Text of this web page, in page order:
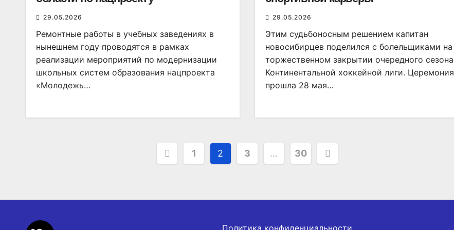
29.05.2026
Ремонтные работы в учебных заведениях в
нынешнем году проводятся в рамках
реализации мероприятий по модернизации
школьных систем образования нацпроекта
«Молодежь…
29.05.2026
Этим судьбоносным решением капитан
новосибирцев поделился с болельщиками на
торжественном закрытии очередного сезона
Континентальной хоккейной лиги. Церемония
прошла 28 мая…
Пагинация
1 2 3 … 30
Политика конфиденциальности